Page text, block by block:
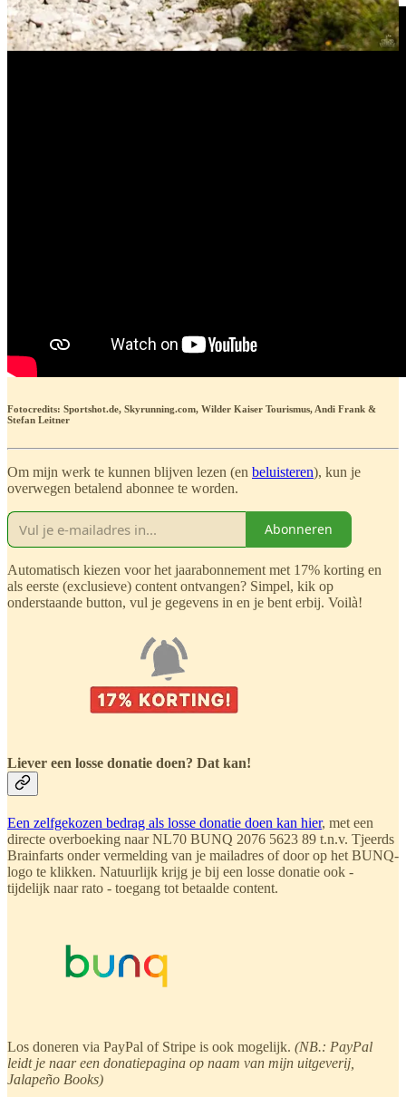
Fotocredits: Sportshot.de, Skyrunning.com, Wilder Kaiser Tourismus, Andi Frank &
Stefan Leitner
Om mijn werk te kunnen blijven lezen (en beluisteren), kun je
overwegen betalend abonnee te worden.
Abonneren
Automatisch kiezen voor het jaarabonnement met 17% korting en
als eerste (exclusieve) content ontvangen? Simpel, kik op
onderstaande button, vul je gegevens in en je bent erbij. Voilà!
Liever een losse donatie doen? Dat kan!
Een zelfgekozen bedrag als losse donatie doen kan hier, met een
directe overboeking naar NL70 BUNQ 2076 5623 89 t.n.v. Tjeerds
Brainfarts onder vermelding van je mailadres of door op het BUNQ-
logo te klikken. Natuurlijk krijg je bij een losse donatie ook -
tijdelijk naar rato - toegang tot betaalde content.
Los doneren via PayPal of Stripe is ook mogelijk. (NB.: PayPal
leidt je naar een donatiepagina op naam van mijn uitgeverij,
Jalapeño Books)